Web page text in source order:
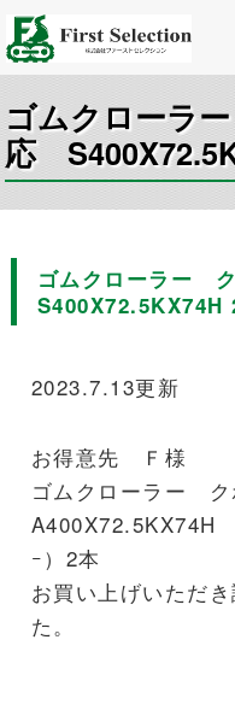
ゴムクローラ
応
ゴムクローラー
2023.7.13更新
お得意先 Ｆ様
ゴムクローラー
A400X72.5KX74H
ｰ）2本
お買い上げいただ
た。